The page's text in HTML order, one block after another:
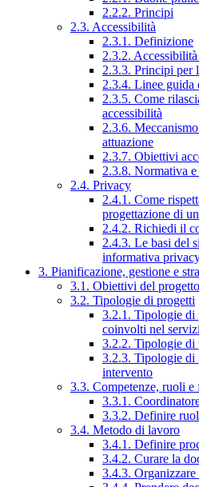
2.2.2. Principi
2.3. Accessibilità
2.3.1. Definizione
2.3.2.
2.3.3. Principi per
2.3.4. Linee guida
2.3.5. Come
accessibilità
2.3.6.
attuazione
2.3.7. Obiettivi
2.3.8. Normativa
2.4. Privacy
2.4.1. Come
progettazione di
2.4.2. Richiedi il
2.4.3. Le basi del
informativa
3. Pianificazione, gestione e
3.1. Obiettivi del progetto
3.2. Tipologie di progetti
3.2.1. Tipologie di
coinvolti nel
3.2.2. Tipologie di
3.2.3. Tipologie di
intervento
3.3. Competenze, ruoli
3.3.1.
3.3.2. Definire
3.4. Metodo di lavoro
3.4.1. Definire
3.4.2. Curare la
3.4.3.